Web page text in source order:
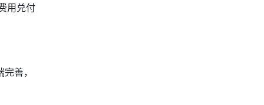
用兑付
善，